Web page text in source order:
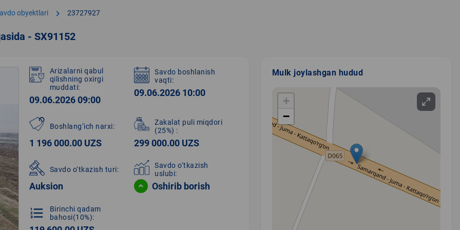
obyektlari chevron_right 23727927
- SX91152
Arizalarni qabul
qilishning oxirgi
muddati:
09.06.2026 09:00
Savdo boshlanish
vaqti:
09.06.2026 10:00
Boshlang‘ich narxi:
1 196 000.00 UZS
Zakalat puli miqdori
(25%) :
299 000.00 UZS
Savdo o‘tkazish turi:
Auksion
Savdo o‘tkazish
uslubi:
Oshirib borish
format_list_numbered
Birinchi qadam
bahosi(10%):
Mulk joylashgan hudud
+
−